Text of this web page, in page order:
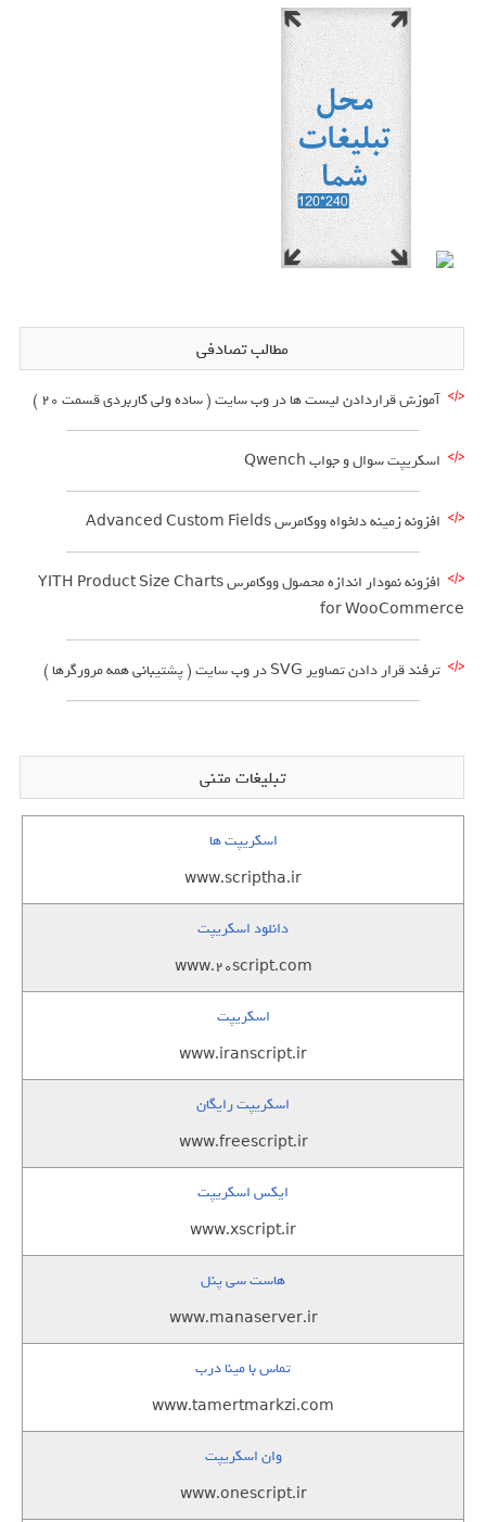
مطالب تصادفی
آموزش قراردادن لیست ها در وب سایت ( ساده ولی کاربردی قسمت 20 )
اسکریپت سوال و جواب Qwench
افزونه زمینه دلخواه ووکامرس Advanced Custom Fields
افزونه نمودار اندازه محصول ووکامرس YITH Product Size Charts
for WooCommerce
ترفند قرار دادن تصاویر SVG در وب سایت ( پشتیبانی همه مرورگرها )
تبلیغات متنی
اسکریپت ها
www.scriptha.ir
دانلود اسکریپت
www.20script.com
اسکریپت
www.iranscript.ir
اسکریپت رایگان
www.freescript.ir
ایکس اسکریپت
www.xscript.ir
هاست سی پنل
www.manaserver.ir
تماس با مینا درب
www.tamertmarkzi.com
وان اسکریپت
www.onescript.ir